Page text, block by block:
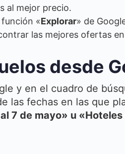
al mejor precio.
función «Explorar» de
las mejores ofertas
desde
y en el cuadro de
las fechas en las que
7 de mayo» u